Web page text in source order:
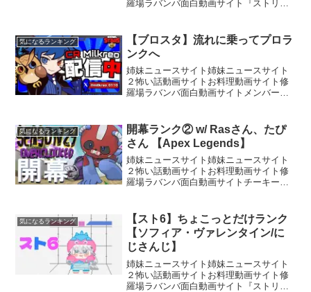
羅場ラバンバ面白動画サイト『ストリー
୨♡୧ ...
気になるランキング
【ブロスタ】流れに乗ってプロラ
ンクへ
姉妹ニュースサイト姉妹ニュースサイト
２怖い話動画サイトお料理動画サイト修
羅場ラバンバ面白動画サイトメンバーシ
すのでコメント欄では配慮してくださ
い。俺以...
気になるランキング
開幕ランク② w/ Rasさん、たぴ
さん 【Apex Legends】
姉妹ニュースサイト姉妹ニュースサイト
２怖い話動画サイトお料理動画サイト修
羅場ラバンバ面白動画サイトチーキーで
Donation (寄付)はこちら！Supp...
気になるランキング
【スト6】ちょこっとだけランク
【ソフィア・ヴァレンタイン/に
じさんじ】
姉妹ニュースサイト姉妹ニュースサイト
２怖い話動画サイトお料理動画サイト修
羅場ラバンバ面白動画サイト『ストリー